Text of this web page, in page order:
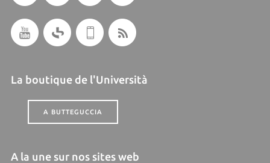
La boutique de l'Università
A BUTTEGUCCIA
A la une sur nos sites web